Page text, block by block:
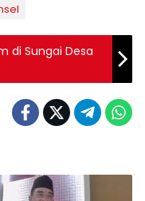
di Sungai Desa